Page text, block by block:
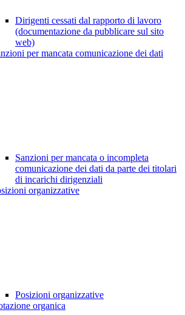
Dirigenti cessati dal rapporto di lavoro
(documentazione da pubblicare sul sito
web)
per mancata comunicazione dei dati
Sanzioni per mancata o incompleta
comunicazione dei dati da parte dei titolari
di incarichi dirigenziali
organizzative
Posizioni organizzative
organica